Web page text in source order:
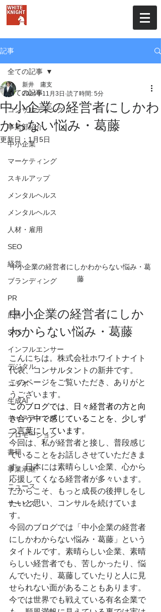
記事
全ての記事
コンサルティング
事業部紹介
中小企業
マーケティング
スキルアップ
メンタルヘルス
メンタルヘルス
人材・雇用
SEO
経営
ブランディング
PR
広告
SNS
インフルエンサー
デジタル
コラボ
生成AI
キャスティング
プロモーション
書籍
事業承継
ニュース
サービス
全ての記事
中小企業の経営者にしかわ
からない悩み・葛藤
新井 庸支
2024年11月3日 読了時間: 5分
更新日： 1月5日
中小企業の経営者にしかわからない悩み・葛
藤
中小企業の経営者にしか
わからない悩み・葛藤
こんにちは。株式会社ホワイトナイト
代表、コンサルタントの新井です。
このページをご覧いただき、ありがと
うございます。
このブログでは、日々経営者の方と向
き合う中で感じていることを、少しず
つ言葉にしています。
今回は、私が経営者と接し、普段感じ
ていることをお話しさせていただきま
す。日本には素晴らしい企業、心から
応援してくなる経営者が多々います。
だからこそ、もっと成長の後押しをし
たいと思い、コンサルを続けていま
す。
今回のブログでは「中小企業の経営者
にしかわからない悩み・葛藤」という
タイトルです。素晴らしい企業、素晴
らしい経営者でも、苦しかったり、悩
んでいたり、葛藤していたりと人に見
せられない面があることもあります。
今では世界でも戦えている有名企業で